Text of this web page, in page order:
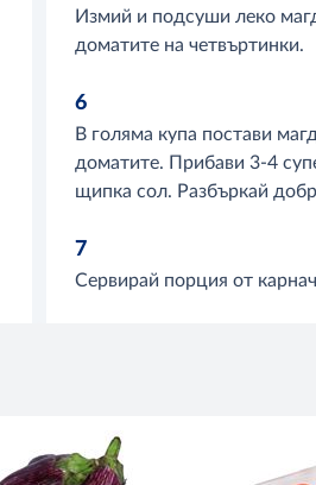
Измий и подсуши леко
доматите на четвъртинки.
6
В голяма купа постави
доматите. Прибави 3-4
щипка сол. Разбъркай
7
Сервирай порция от